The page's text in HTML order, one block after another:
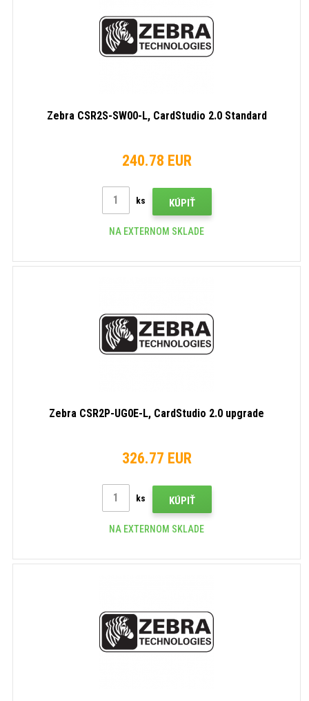
Zebra CSR2S-SW00-L, CardStudio 2.0 Standard
240.78 EUR
ks KÚPIŤ
NA EXTERNOM SKLADE
Zebra CSR2P-UG0E-L, CardStudio 2.0 upgrade
326.77 EUR
ks KÚPIŤ
NA EXTERNOM SKLADE